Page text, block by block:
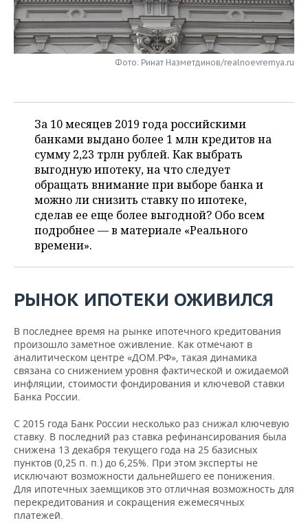
НЕФТЕХИМИЯ
НЕФТЬ
ЭНЕРГЕТИКА
РОЗНИЧНАЯ ТОРГОВЛЯ
ТРАНСПОРТ
НОВОСТИ ТЕХНОЛОГИЙ
IT
ТЕЛЕКОММУНИКАЦИИ
МЕРОПРИЯТИЯ
НОВОСТИ МЕРОПРИЯТИЙ
БИЗНЕС-БРАНЧИ
ONLINE-КОНФЕРЕНЦИИ
ОТКРЫТАЯ ЛЕКЦИЯ
СПОРТ
ФУТБОЛ
ХОККЕЙ
БАСКЕТБОЛ
ВОЛЕЙБОЛ
КИБЕРСПОРТ
ХОККЕЙ С МЯЧОМ
НОВОСТИ ОБЩЕСТВА
ВЛАСТЬ
ИНФРАСТРУКТУРА
ИСТОРИЯ
КУЛЬТУРА
ПРОИСШЕСТВИЯ
ФОТОГАЛЕРЕЯ
СЮЖЕТЫ
СПРАВОЧНИК
СПИСОК ПЕРСОН
СПИСОК КОМПАНИЙ
ПОЛНАЯ ВЕРСИЯ
Фото: Ринат Назметдинов/realnoevremya.ru
За 10 месяцев 2019 года российскими
банками выдано более 1 млн кредитов на
сумму 2,23 трлн рублей. Как выбрать
выгодную ипотеку, на что следует
обращать внимание при выборе банка и
можно ли снизить ставку по ипотеке,
сделав ее еще более выгодной? Обо всем
подробнее — в материале «Реального
времени».
РЫНОК ИПОТЕКИ ОЖИВИЛСЯ
В последнее время на рынке ипотечного кредитования
произошло заметное оживление. Как отмечают в
аналитическом центре «ДОМ.РФ», такая динамика
связана со снижением уровня фактической и ожидаемой
инфляции, стоимости фондирования и ключевой ставки
Банка России.
С 2015 года Банк России несколько раз снижал ключевую
ставку. В последний раз ставка рефинансирования была
снижена 13 декабря текущего года на 25 базисных
пунктов (0,25 п. п.) до 6,25%. При этом эксперты не
исключают возможности дальнейшего ее понижения.
Для ипотечных заемщиков это отличная возможность для
перекредитования и сокращения ежемесячных
платежей.